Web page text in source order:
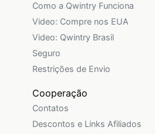
Como a Qwintry Funciona
Video: Compre nos EUA
Video: Qwintry Brasil
Seguro
Restrições de Envio
Cooperação
Contatos
Descontos e Links Afiliados